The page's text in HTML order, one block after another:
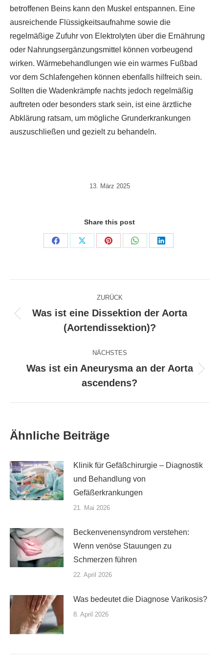
betroffenen Beins kann den Muskel entspannen. Eine
ausreichende Flüssigkeitsaufnahme sowie die
regelmäßige Zufuhr von Elektrolyten über die Ernährung
oder Nahrungsergänzungsmittel können vorbeugend
wirken. Wärmebehandlungen wie ein warmes Fußbad
vor dem Schlafengehen können ebenfalls hilfreich sein.
Sollten die Wadenkrämpfe nachts jedoch regelmäßig
auftreten oder besonders stark sein, ist eine ärztliche
Abklärung ratsam, um mögliche Grunderkrankungen
auszuschließen und gezielt zu behandeln.
13. März 2025
Share this post
Share
Share
Share
Share
Share
Kommentarnavigation
ZURÜCK
Beitrag:
Was ist eine Dissektion der Aorta
(Aortendissektion)?
NÄCHSTES
Nächster
Beitrag:
Was ist ein Aneurysma an der Aorta
ascendens?
Ähnliche Beiträge
Klinik für Gefäßchirurgie – Diagnostik
und Behandlung von
Gefäßerkrankungen
21. Mai 2026
Beckenvenensyndrom verstehen:
Wenn venöse Stauungen zu
Schmerzen führen
22. April 2026
Was bedeutet die Diagnose Varikosis?
8. April 2026